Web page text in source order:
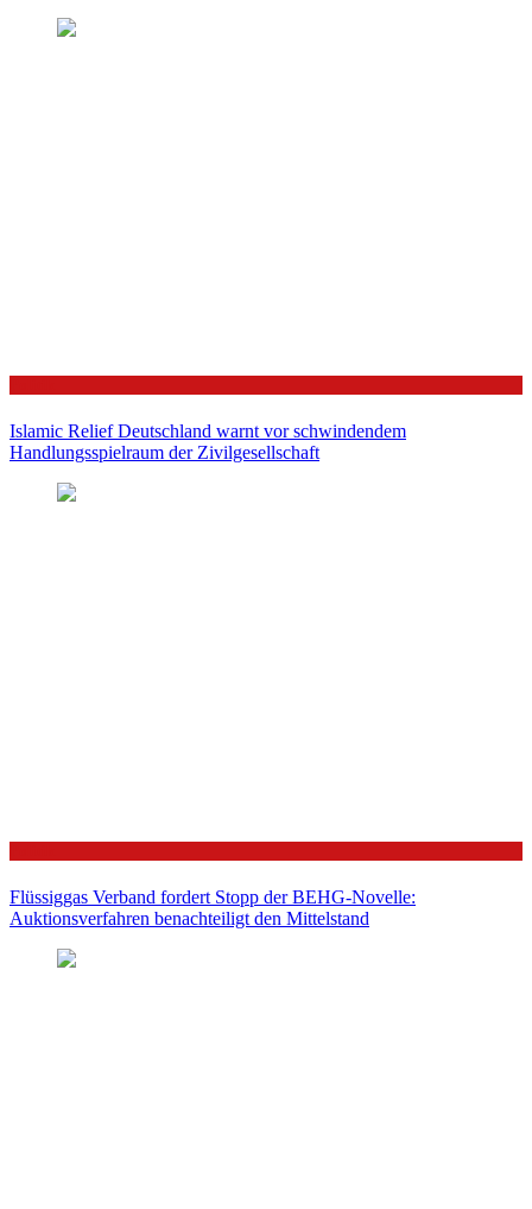
Islamic Relief Deutschland warnt vor schwindendem
Handlungsspielraum der Zivilgesellschaft
Flüssiggas Verband fordert Stopp der BEHG-Novelle:
Auktionsverfahren benachteiligt den Mittelstand